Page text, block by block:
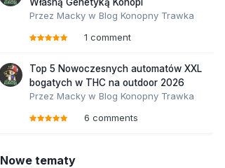
Przez Macky w Blog Konopny Trawka
1 comment
Top 5 Nowoczesnych automatów XXL
bogatych w THC na outdoor 2026
Przez Macky w Blog Konopny Trawka
6 comments
Nowe tematy